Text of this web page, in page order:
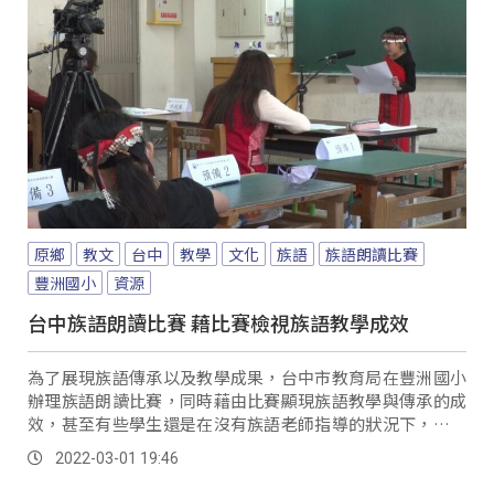
原鄉 教文 台中 教學 文化 族語
族語朗讀比賽
豐洲國小
資源
台中族語朗讀比賽 藉比賽檢視族語教學成效
為了展現族語傳承以及教學成果，台中市教育局在豐洲國小
辦理族語朗讀比賽，同時藉由比賽顯現族語教學與傳承的成
效，甚至有些學生還是在沒有族語老師指導的狀況下，透過
自習來參加比賽，這也顯示出族語教學資源仍有無...。
2022-03-01 19:46